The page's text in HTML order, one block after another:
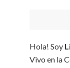
Hola! Soy
Vivo en la